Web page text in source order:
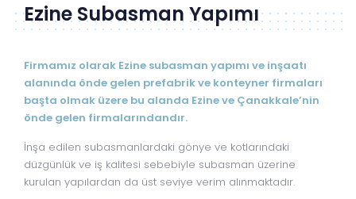
Ezine Subasman Yapımı
Firmamız olarak Ezine subasman yapımı ve inşaatı
alanında önde gelen prefabrik ve konteyner firmaları
başta olmak üzere bu alanda Ezine ve Çanakkale’nin
önde gelen firmalarındandır.
İnşa edilen subasmanlardaki gönye ve kotlarındaki
düzgünlük ve iş kalitesi sebebiyle subasman üzerine
kurulan yapılardan da üst seviye verim alınmaktadır.